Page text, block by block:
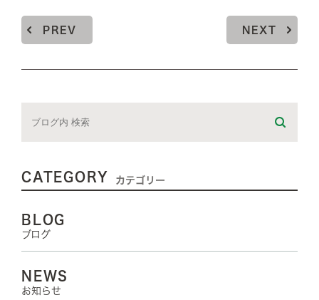
PREV NEXT
CATEGORY カテゴリー
BLOG
ブログ
NEWS
お知らせ